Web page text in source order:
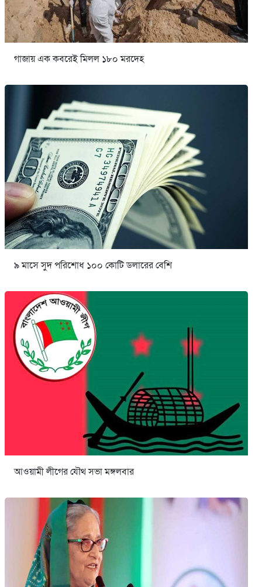
গাজায় এক কবরেই মিলল ১৮০ মরদেহ
৯ মাসে সুদ পরিশোধ ১০০ কোটি ডলারের বেশি
আওয়ামী লীগের যৌথ সভা মঙ্গলবার